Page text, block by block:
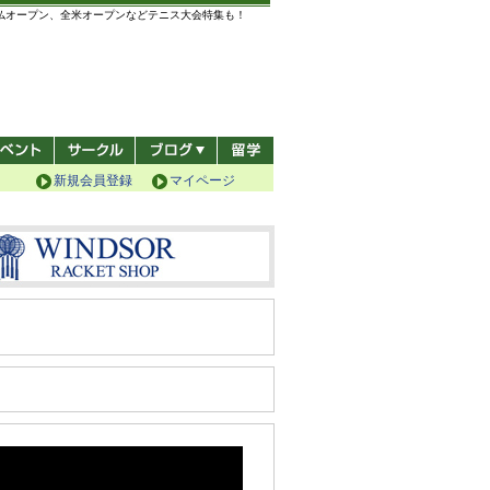
ープン、全米オープンなどテニス大会特集も！
マイページ
新規会員登録